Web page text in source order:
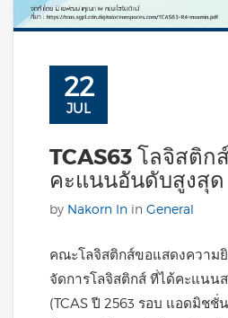
22
JUL
TCAS63 โลจิสติก
คะแนนอันดับสูงสุด
by Nakorn In in General
คณะโลจิสติกส์ขอแสดงความ
จัดการโลจิสติกส์ ที่ได้คะแนน
(TCAS ปี 2563 รอบ แอดมิชชั่